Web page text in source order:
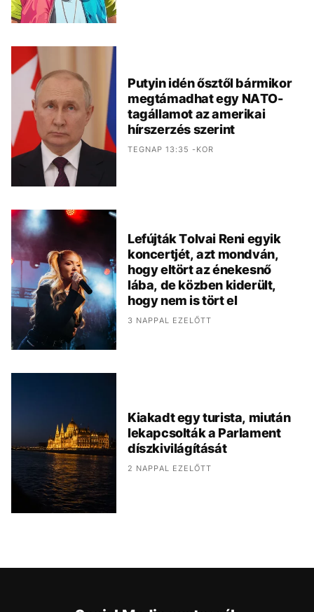
Putyin idén ősztől bármikor
megtámadhat egy NATO-
tagállamot az amerikai
hírszerzés szerint
TEGNAP 13:35 -KOR
Lefújták Tolvai Reni egyik
koncertjét, azt mondván,
hogy eltört az énekesnő
lába, de közben kiderült,
hogy nem is tört el
3 NAPPAL EZELŐTT
Kiakadt egy turista, miután
lekapcsolták a Parlament
díszkivilágítását
2 NAPPAL EZELŐTT